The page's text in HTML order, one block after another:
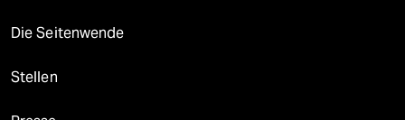
Die Seitenwende
Stellen